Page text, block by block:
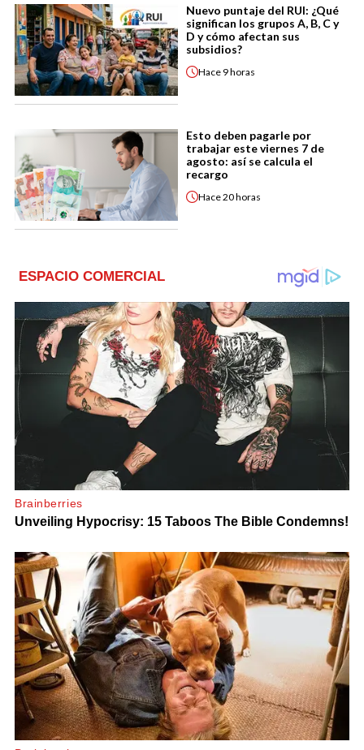
Nuevo puntaje del RUI: ¿Qué
significan los grupos A, B, C y
D y cómo afectan sus
subsidios?
Hace 9 horas
Esto deben pagarle por
trabajar este viernes 7 de
agosto: así se calcula el
recargo
Hace20 horas